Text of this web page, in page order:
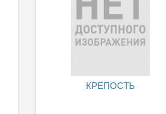
КРЕПОСТЬ